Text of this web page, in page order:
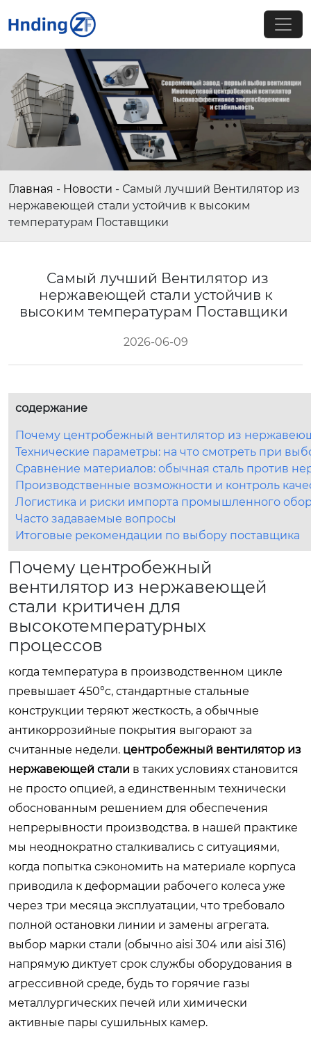
Главная - Новости - Самый лучший Вентилятор из
нержавеющей стали устойчив к высоким
температурам Поставщики
Самый лучший Вентилятор из
нержавеющей стали устойчив к
высоким температурам Поставщики
2026-06-09
содержание
Почему центробежный вентилятор из
Технические параметры: на что смотреть при
Сравнение материалов: обычная сталь против
Производственные возможности и контроль
Логистика и риски импорта промышленного
Часто задаваемые вопросы
Итоговые рекомендации по выбору поставщика
Почему центробежный
вентилятор из нержавеющей
стали критичен для
высокотемпературных
процессов
когда температура в производственном цикле
превышает 450°c, стандартные стальные
конструкции теряют жесткость, а обычные
антикоррозийные покрытия выгорают за
считанные недели. центробежный вентилятор из
нержавеющей стали в таких условиях становится
не просто опцией, а единственным технически
обоснованным решением для обеспечения
непрерывности производства. в нашей практике
мы неоднократно сталкивались с ситуациями,
когда попытка сэкономить на материале корпуса
приводила к деформации рабочего колеса уже
через три месяца эксплуатации, что требовало
полной остановки линии и замены агрегата.
выбор марки стали (обычно aisi 304 или aisi 316)
напрямую диктует срок службы оборудования в
агрессивной среде, будь то горячие газы
металлургических печей или химически
активные пары сушильных камер.